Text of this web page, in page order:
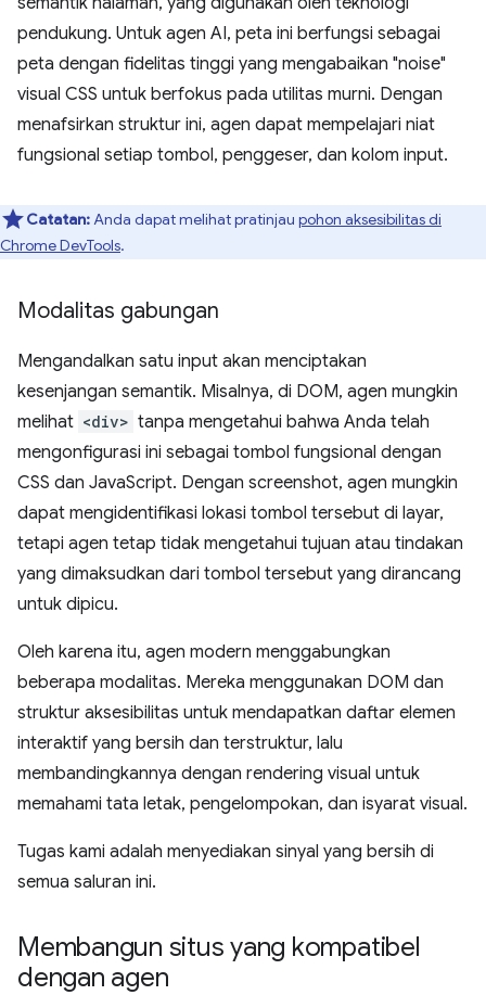
pendukung. Untuk agen AI, peta ini berfungsi sebagai
peta dengan fidelitas tinggi yang mengabaikan "noise"
visual CSS untuk berfokus pada utilitas murni. Dengan
menafsirkan struktur ini, agen dapat mempelajari niat
fungsional setiap tombol, penggeser, dan kolom input.
Catatan:Anda dapat melihat pratinjau pohon aksesibilitas di
Chrome DevTools.
Modalitas gabungan
Mengandalkan satu input akan menciptakan
kesenjangan semantik. Misalnya, di DOM, agen mungkin
melihat <div> tanpa mengetahui bahwa Anda telah
mengonfigurasi ini sebagai tombol fungsional dengan
CSS dan JavaScript. Dengan screenshot, agen mungkin
dapat mengidentifikasi lokasi tombol tersebut di layar,
tetapi agen tetap tidak mengetahui tujuan atau tindakan
yang dimaksudkan dari tombol tersebut yang dirancang
untuk dipicu.
Oleh karena itu, agen modern menggabungkan
beberapa modalitas. Mereka menggunakan DOM dan
struktur aksesibilitas untuk mendapatkan daftar elemen
interaktif yang bersih dan terstruktur, lalu
membandingkannya dengan rendering visual untuk
memahami tata letak, pengelompokan, dan isyarat visual.
Tugas kami adalah menyediakan sinyal yang bersih di
semua saluran ini.
Membangun situs yang kompatibel
dengan agen